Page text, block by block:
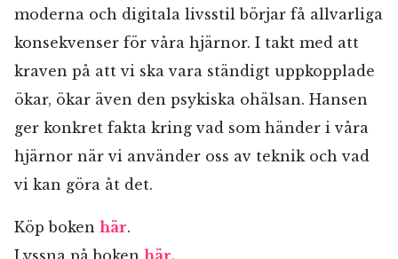
moderna och digitala livsstil börjar få allvarliga
konsekvenser för våra hjärnor. I takt med att
kraven på att vi ska vara ständigt uppkopplade
ökar, ökar även den psykiska ohälsan. Hansen
ger konkret fakta kring vad som händer i våra
hjärnor när vi använder oss av teknik och vad
vi kan göra åt det.
Köp boken här.
Lyssna på boken här.